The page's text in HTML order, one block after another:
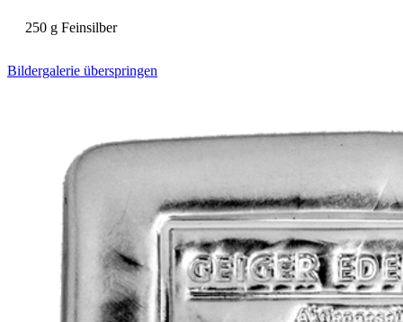
250 g Feinsilber
Bildergalerie überspringen